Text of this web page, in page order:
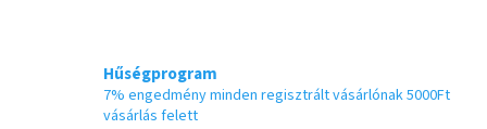
Hűségprogram
7% engedmény minden regisztrált vásárlónak 5000Ft
vásárlás felett